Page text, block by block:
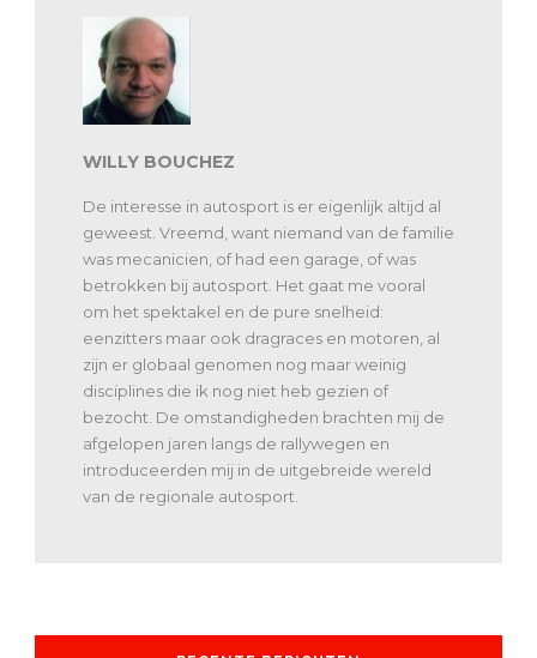
WILLY BOUCHEZ
De interesse in autosport is er eigenlijk altijd al
geweest. Vreemd, want niemand van de familie
was mecanicien, of had een garage, of was
betrokken bij autosport. Het gaat me vooral
om het spektakel en de pure snelheid:
eenzitters maar ook dragraces en motoren, al
zijn er globaal genomen nog maar weinig
disciplines die ik nog niet heb gezien of
bezocht. De omstandigheden brachten mij de
afgelopen jaren langs de rallywegen en
introduceerden mij in de uitgebreide wereld
van de regionale autosport.